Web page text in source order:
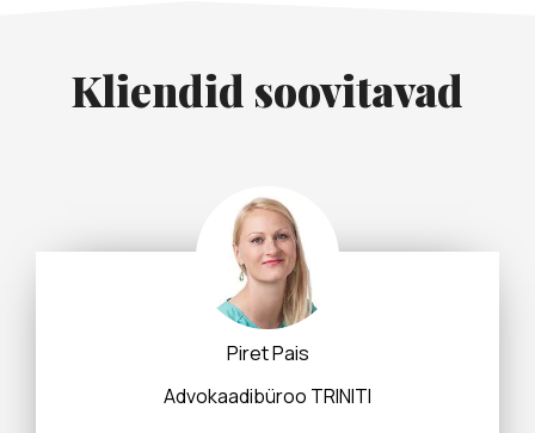
Kliendid soovitavad
Piret Pais
Advokaadibüroo TRINITI